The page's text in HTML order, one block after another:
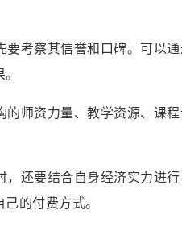
考察其信誉和口碑。可以
师资力量、教学资源、课
还要结合自身经济实力进
的付费方式。